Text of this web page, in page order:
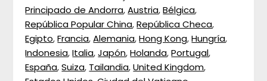
Principado de Andorra,Austria,Bélgica,
República Popular China,República Checa,
Egipto,Francia,Alemania,Hong Kong,Hungría,
Indonesia,Italia,Japón,Holanda,Portugal,
España,Suiza, Tailandia,United Kingdom,